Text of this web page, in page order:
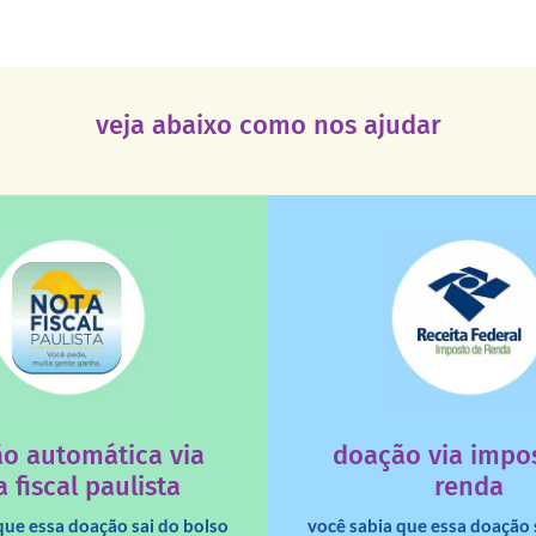
veja abaixo como nos ajudar
automática via
fiscal paulista
essa doação sai do bolso
que os créditos das notas
saiba mais
doação via
renda
você sabia que essa
Você sabia que pessoas
destinar 3% do imposto de
deixa de ir para o
saiba mais